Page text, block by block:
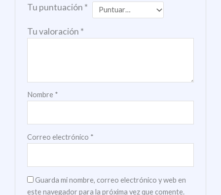
Tu puntuación *
Tu valoración *
Nombre *
Correo electrónico *
Guarda mi nombre, correo electrónico y web en
este navegador para la próxima vez que comente.